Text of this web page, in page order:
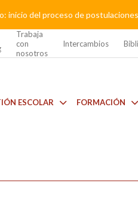
inicio del proceso de
Trabaja
con
nosotros
Intercambios
ESCOLAR FORMACIÓN